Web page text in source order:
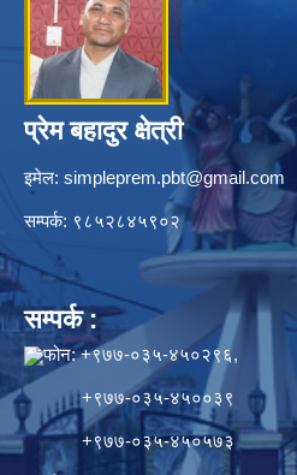
प्रेम बहादुर क्षेत्री
इमेल: simpleprem.pbt@gmail.com
सम्पर्क: ९८५२८४५९०२
सम्पर्क :
फोन: +९७७-०३५-४५०२९६,
+९७७-०३५-४५००३९
+९७७-०३५-४५०५७३